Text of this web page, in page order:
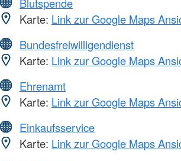
Karte: Link zur Google Maps
Bundesfreiwilligendienst
Karte: Link zur Google Maps
Ehrenamt
Karte: Link zur Google Maps
Einkaufsservice
Karte: Link zur Google Maps